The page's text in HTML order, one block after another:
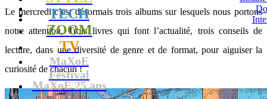
TECH
ZOOM
TV
MaXoE
Festival
MaXoE 25 ans
Le mercredi c’est désormais trois albums sur lesquels nous portons
notre attention. Trois livres qui font l’actualité, trois conseils de
lecture, dans une diversité de genre et de format, pour aiguiser la
curiosité de chacun !